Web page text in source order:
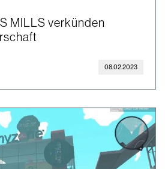
MILLS verkünden
08.02.2023